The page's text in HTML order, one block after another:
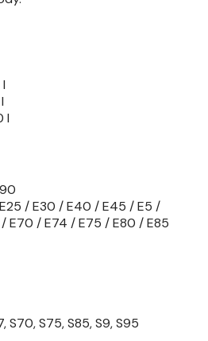
l
E25 / E30 / E40 / E45 / E5 /
E70 / E74 / E75 / E80 / E85
S70, S75, S85, S9, S95